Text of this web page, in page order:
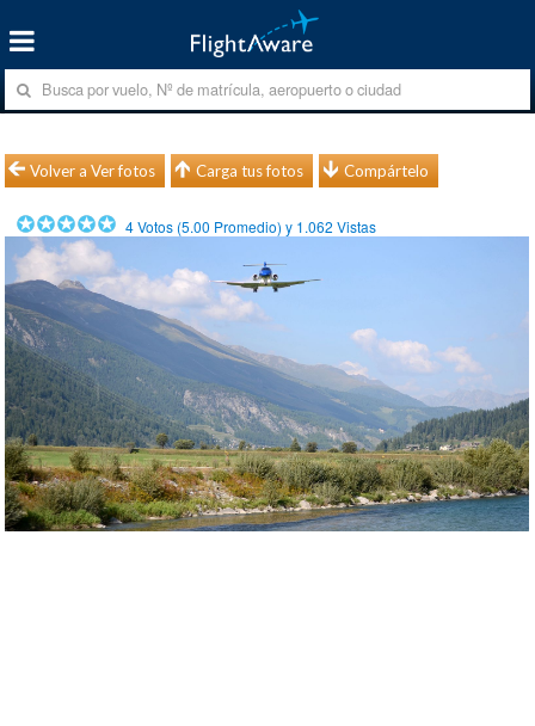
Volver a Ver fotos Carga tus fotos Compártelo
4Votos (5.00 Promedio) y 1.062 Vistas